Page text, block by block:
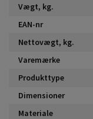
Vægt, kg.
EAN-nr
Nettovægt, kg.
Varemærke
Produkttype
Dimensioner
Materiale